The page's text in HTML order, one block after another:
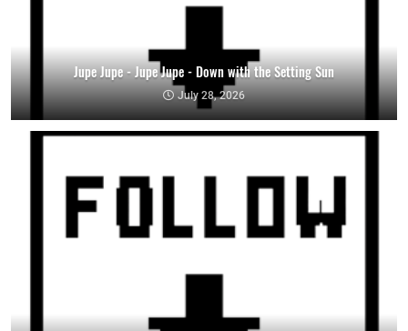
Jupe Jupe - Jupe Jupe - Down with the Setting Sun
July 28, 2026